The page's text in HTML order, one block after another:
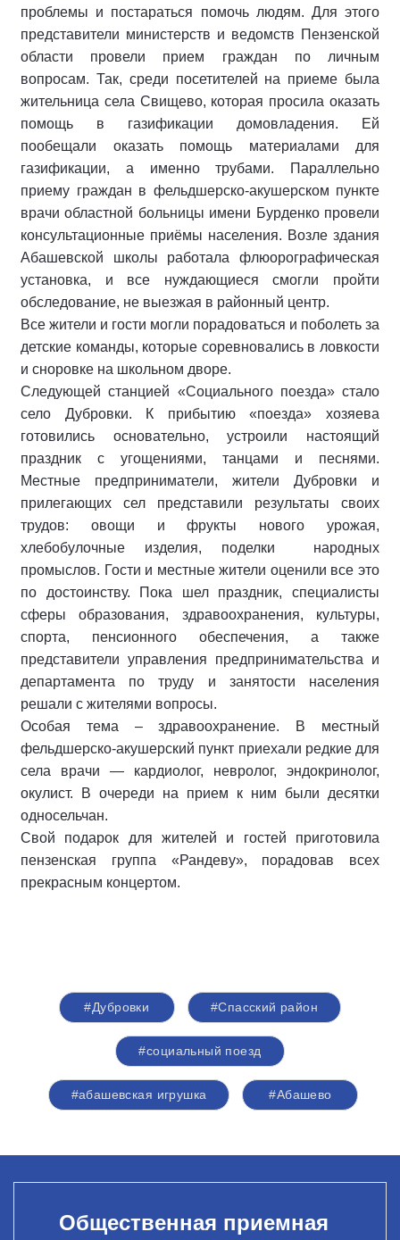
проблемы и постараться помочь людям. Для этого
представители министерств и ведомств Пензенской
области провели прием граждан по личным
вопросам. Так, среди посетителей на приеме была
жительница села Свищево, которая просила оказать
помощь в газификации домовладения. Ей
пообещали оказать помощь материалами для
газификации, а именно трубами. Параллельно
приему граждан в фельдшерско-акушерском пункте
врачи областной больницы имени Бурденко провели
консультационные приёмы населения. Возле здания
Абашевской школы работала флюорографическая
установка, и все нуждающиеся смогли пройти
обследование, не выезжая в районный центр.
Все жители и гости могли порадоваться и поболеть за
детские команды, которые соревновались в ловкости
и сноровке на школьном дворе.
Следующей станцией «Социального поезда» стало
село Дубровки. К прибытию «поезда» хозяева
готовились основательно, устроили настоящий
праздник с угощениями, танцами и песнями.
Местные предприниматели, жители Дубровки и
прилегающих сел представили результаты своих
трудов: овощи и фрукты нового урожая,
хлебобулочные изделия, поделки народных
промыслов. Гости и местные жители оценили все это
по достоинству. Пока шел праздник, специалисты
сферы образования, здравоохранения, культуры,
спорта, пенсионного обеспечения, а также
представители управления предпринимательства и
департамента по труду и занятости населения
решали с жителями вопросы.
Особая тема – здравоохранение. В местный
фельдшерско-акушерский пункт приехали редкие для
села врачи — кардиолог, невролог, эндокринолог,
окулист. В очереди на прием к ним были десятки
односельчан.
Свой подарок для жителей и гостей приготовила
пензенская группа «Рандеву», порадовав всех
прекрасным концертом.
#Дубровки #Спасский район
#социальный поезд
#абашевская игрушка #Абашево
Общественная приемная